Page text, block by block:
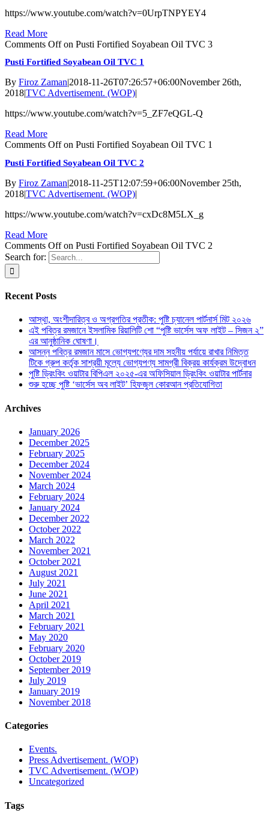
https://www.youtube.com/watch?v=0UrpTNPYEY4
Read More
Comments Offon Pusti Fortified Soyabean Oil TVC 3
Pusti Fortified Soyabean Oil TVC 1
By Firoz Zaman|2018-11-26T07:26:57+06:00November 26th,
2018|TVC Advertisement. (WOP)|
https://www.youtube.com/watch?v=5_ZF7eQGL-Q
Read More
Comments Offon Pusti Fortified Soyabean Oil TVC 1
Pusti Fortified Soyabean Oil TVC 2
By Firoz Zaman|2018-11-25T12:07:59+06:00November 25th,
2018|TVC Advertisement. (WOP)|
https://www.youtube.com/watch?v=cxDc8M5LX_g
Read More
Comments Offon Pusti Fortified Soyabean Oil TVC 2
Search for:
Recent Posts
আস্থা, অংশীদারিত্ব ও অগ্রগতির প্রতীক: পুষ্টি চ্যানেল পার্টনার্স মিট ২০২৬
এই পবিত্র রমজানে ইসলামিক রিয়ালিটি শো “পুষ্টি ভার্সেস অফ লাইট – সিজন ২”
এর আনুষ্ঠানিক ঘোষণা।
আসন্ন পবিত্র রমজান মাসে ভোগ্যপণ্যের দাম সহনীয় পর্যায়ে রাখার নিমিত্ত
টিকে গ্রুপ কর্তৃক সাশ্রয়ী মূল্যে ভোগ্যপণ্য সামগ্রী বিক্রয় কার্যক্রম উদ্বোধন
পুষ্টি ড্রিংকিং ওয়াটার বিপিএল ২০২৫-এর অফিসিয়াল ড্রিংকিং ওয়াটার পার্টনার
শুরু হচ্ছে পুষ্টি ‘ভার্সেস অব লাইট’ হিফজুল কোরআন প্রতিযোগিতা
Archives
January 2026
December 2025
February 2025
December 2024
November 2024
March 2024
February 2024
January 2024
December 2022
October 2022
March 2022
November 2021
October 2021
August 2021
July 2021
June 2021
April 2021
March 2021
February 2021
May 2020
February 2020
October 2019
September 2019
July 2019
January 2019
November 2018
Categories
Events.
Press Advertisement. (WOP)
TVC Advertisement. (WOP)
Uncategorized
Tags